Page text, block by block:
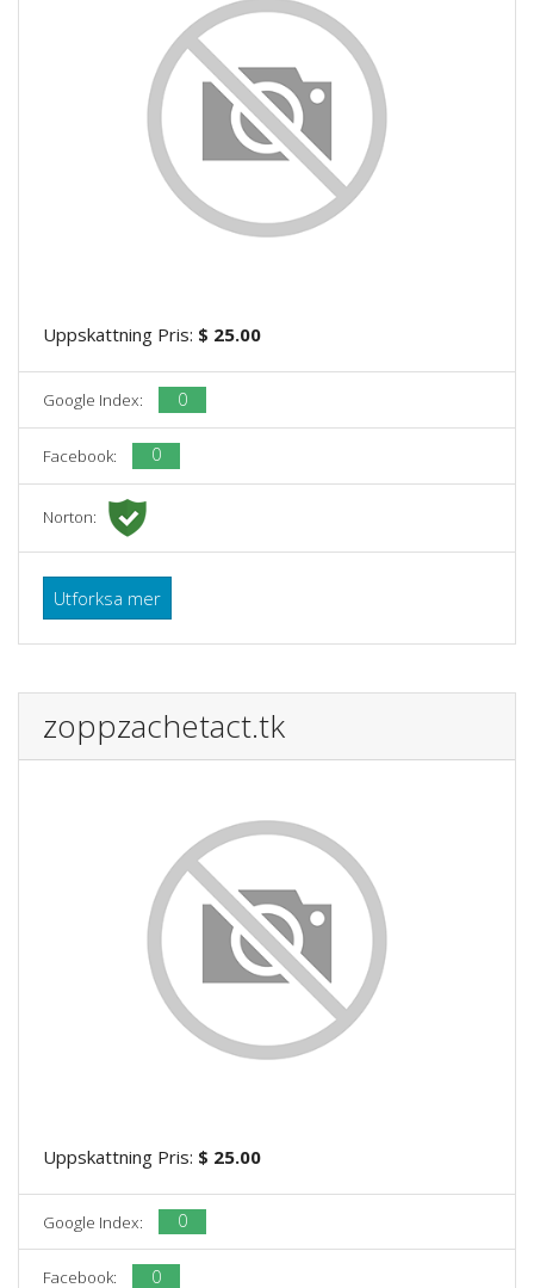
Uppskattning Pris: $ 25.00
Google Index: 0
Facebook: 0
Norton:
Utforksa mer
zoppzachetact.tk
Uppskattning Pris: $ 25.00
Google Index: 0
Facebook: 0